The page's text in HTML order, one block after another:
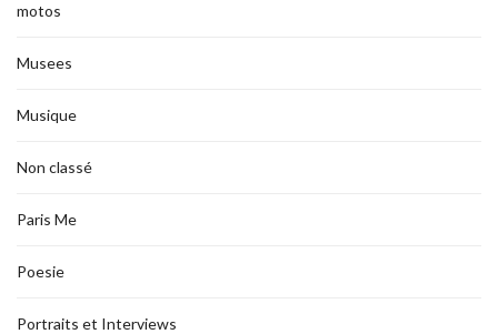
motos
Musees
Musique
Non classé
Paris Me
Poesie
Portraits et Interviews